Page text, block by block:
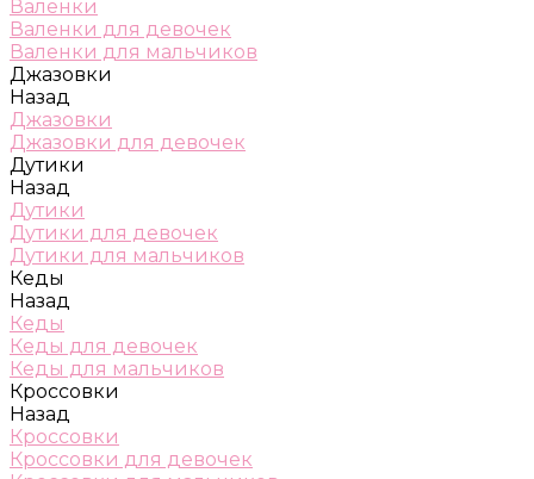
Валенки
Валенки для девочек
Валенки для мальчиков
Джазовки
Назад
Джазовки
Джазовки для девочек
Дутики
Назад
Дутики
Дутики для девочек
Дутики для мальчиков
Кеды
Назад
Кеды
Кеды для девочек
Кеды для мальчиков
Кроссовки
Назад
Кроссовки
Кроссовки для девочек